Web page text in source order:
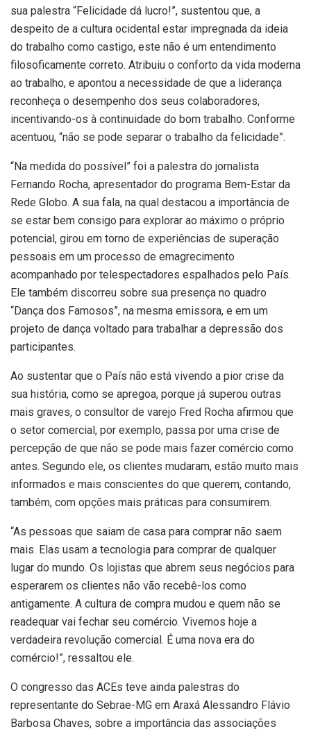
sua palestra “Felicidade dá lucro!”, sustentou que, a
despeito de a cultura ocidental estar impregnada da ideia
do trabalho como castigo, este não é um entendimento
filosoficamente correto. Atribuiu o conforto da vida moderna
ao trabalho, e apontou a necessidade de que a liderança
reconheça o desempenho dos seus colaboradores,
incentivando-os à continuidade do bom trabalho. Conforme
acentuou, “não se pode separar o trabalho da felicidade”.
“Na medida do possível” foi a palestra do jornalista
Fernando Rocha, apresentador do programa Bem-Estar da
Rede Globo. A sua fala, na qual destacou a importância de
se estar bem consigo para explorar ao máximo o próprio
potencial, girou em torno de experiências de superação
pessoais em um processo de emagrecimento
acompanhado por telespectadores espalhados pelo País.
Ele também discorreu sobre sua presença no quadro
“Dança dos Famosos”, na mesma emissora, e em um
projeto de dança voltado para trabalhar a depressão dos
participantes.
Ao sustentar que o País não está vivendo a pior crise da
sua história, como se apregoa, porque já superou outras
mais graves, o consultor de varejo Fred Rocha afirmou que
o setor comercial, por exemplo, passa por uma crise de
percepção de que não se pode mais fazer comércio como
antes. Segundo ele, os clientes mudaram, estão muito mais
informados e mais conscientes do que querem, contando,
também, com opções mais práticas para consumirem.
“As pessoas que saiam de casa para comprar não saem
mais. Elas usam a tecnologia para comprar de qualquer
lugar do mundo. Os lojistas que abrem seus negócios para
esperarem os clientes não vão recebê-los como
antigamente. A cultura de compra mudou e quem não se
readequar vai fechar seu comércio. Vivemos hoje a
verdadeira revolução comercial. É uma nova era do
comércio!”, ressaltou ele.
O congresso das ACEs teve ainda palestras do
representante do Sebrae-MG em Araxá Alessandro Flávio
Barbosa Chaves, sobre a importância das associações